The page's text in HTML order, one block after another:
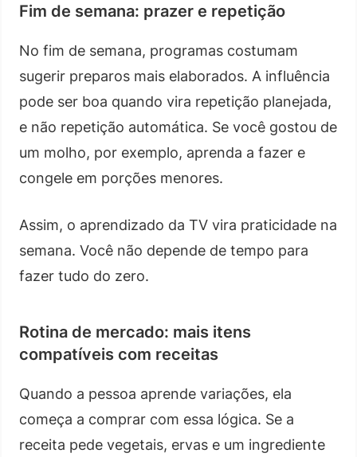
Fim de semana: prazer e repetição
No fim de semana, programas costumam
sugerir preparos mais elaborados. A influência
pode ser boa quando vira repetição planejada,
e não repetição automática. Se você gostou de
um molho, por exemplo, aprenda a fazer e
congele em porções menores.
Assim, o aprendizado da TV vira praticidade na
semana. Você não depende de tempo para
fazer tudo do zero.
Rotina de mercado: mais itens
compatíveis com receitas
Quando a pessoa aprende variações, ela
começa a comprar com essa lógica. Se a
receita pede vegetais, ervas e um ingrediente